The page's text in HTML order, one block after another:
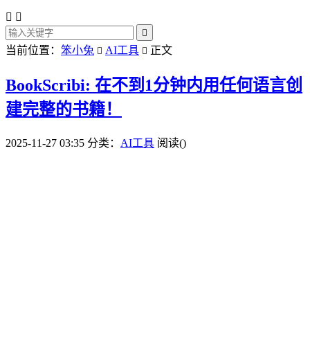
 

当前位置： 笨小兔  AI工具  正文
BookScribi: 在不到1分钟内用任何语言创
建完整的书籍！
2025-11-27 03:35 分类： AI工具 阅读()